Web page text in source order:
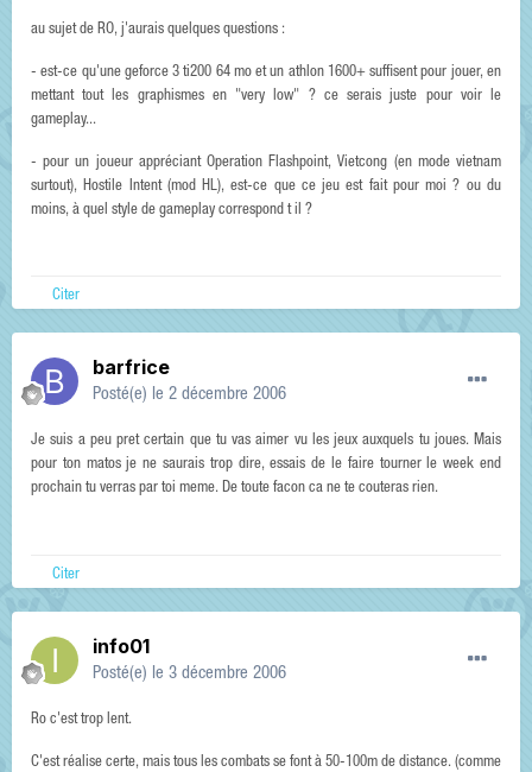
au sujet de RO, j'aurais quelques questions :
- est-ce qu'une geforce 3 ti200 64 mo et un athlon 1600+ suffisent pour jouer, en
mettant tout les graphismes en "very low" ? ce serais juste pour voir le
gameplay...
- pour un joueur appréciant Operation Flashpoint, Vietcong (en mode vietnam
surtout), Hostile Intent (mod HL), est-ce que ce jeu est fait pour moi ? ou du
moins, à quel style de gameplay correspond t il ?
Citer
barfrice
Posté(e) le 2 décembre 2006
Je suis a peu pret certain que tu vas aimer vu les jeux auxquels tu joues. Mais
pour ton matos je ne saurais trop dire, essais de le faire tourner le week end
prochain tu verras par toi meme. De toute facon ca ne te couteras rien.
Citer
info01
Posté(e) le 3 décembre 2006
Ro c'est trop lent.
C'est réalise certe, mais tous les combats se font à 50-100m de distance. (comme